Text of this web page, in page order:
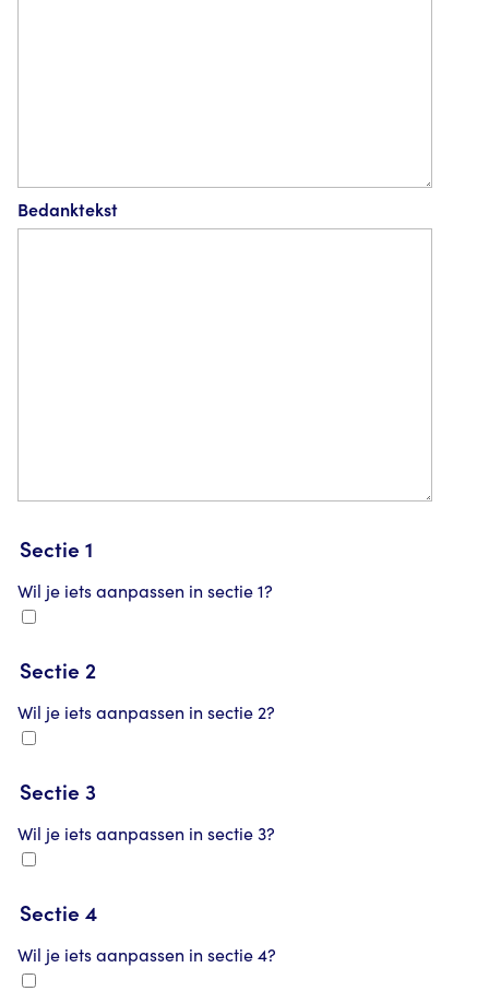
Bedanktekst
Sectie 1
Wil je iets aanpassen in sectie 1?
Sectie 2
Wil je iets aanpassen in sectie 2?
Sectie 3
Wil je iets aanpassen in sectie 3?
Sectie 4
Wil je iets aanpassen in sectie 4?